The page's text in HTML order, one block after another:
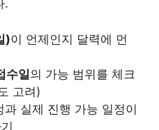
.
)이 언제인지 달력에 먼
수일의 가능 범위를 체크
고려)
과 실제 진행 가능 일정이